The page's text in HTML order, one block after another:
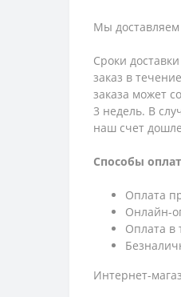
Мы доставляем
Сроки
заказ в
заказа может
3 недель. В
наш счет
Способы
Оплата
Онлайн-
Оплата в
Интернет-